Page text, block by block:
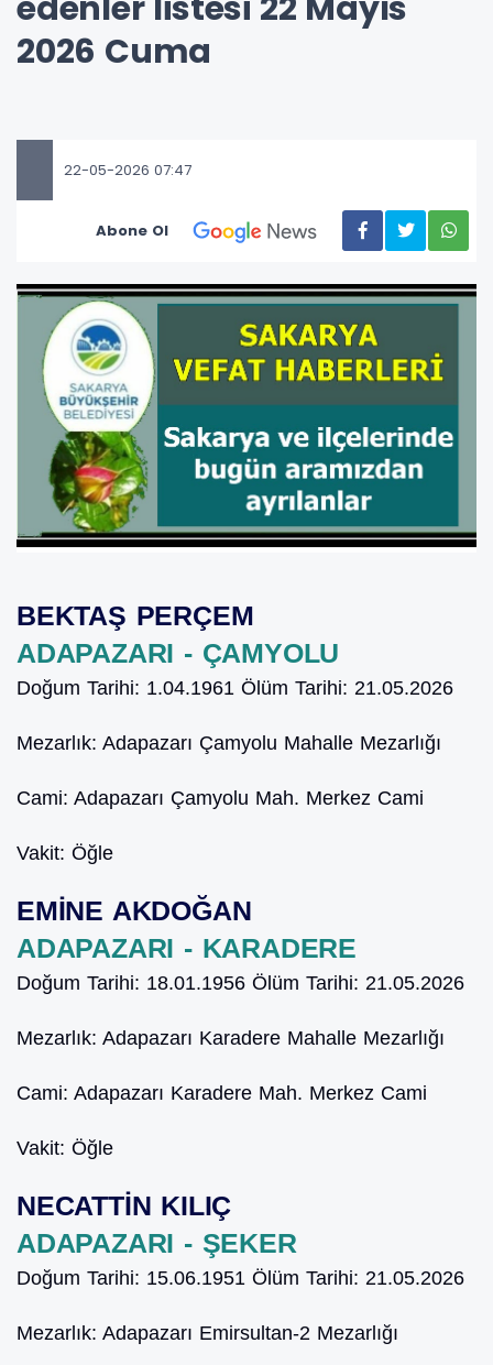
2026 Cuma
22-05-2026 07:47
Abone Ol
BEKTAŞ PERÇEM
ADAPAZARI - ÇAMYOLU
Doğum Tarihi: 1.04.1961 Ölüm Tarihi: 21.05.2026
Mezarlık: Adapazarı Çamyolu Mahalle Mezarlığı
Cami: Adapazarı Çamyolu Mah. Merkez Cami
Vakit: Öğle
EMİNE AKDOĞAN
ADAPAZARI - KARADERE
Doğum Tarihi: 18.01.1956 Ölüm Tarihi: 21.05.2026
Mezarlık: Adapazarı Karadere Mahalle Mezarlığı
Cami: Adapazarı Karadere Mah. Merkez Cami
Vakit: Öğle
NECATTİN KILIÇ
ADAPAZARI - ŞEKER
Doğum Tarihi: 15.06.1951 Ölüm Tarihi: 21.05.2026
Mezarlık: Adapazarı Emirsultan-2 Mezarlığı